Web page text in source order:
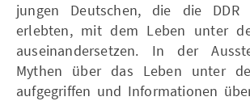
jungen Deutschen, die die DDR
erlebten, mit dem Leben unter
auseinandersetzen. In der
Mythen über das Leben unter
aufgegriffen und Informationen